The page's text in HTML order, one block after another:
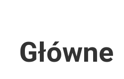
Główne